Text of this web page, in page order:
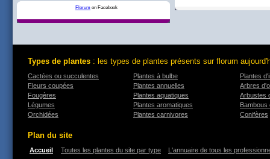
Florum on Facebook
Types de plantes : les types de plantes présents sur florum
Cactées ou succulentes
Fleurs coupées
Fougères
Légumes
Orchidées
Plantes à bulbe
Plantes annuelles
Plantes aquatiques
Plantes aromatiques
Plantes carnivores
Plantes
Arbres
Arbustes
Bambous
Conifères
Plan du site
Accueil Toutes les plantes du site par type L'annuaire de tous les